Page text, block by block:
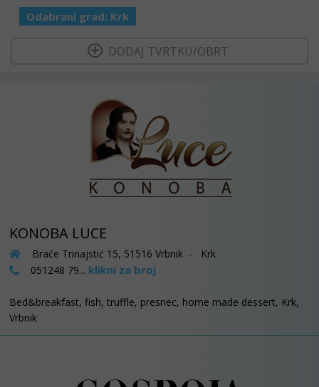
Odabrani grad: Krk
DODAJ TVRTKU/OBRT
KONOBA LUCE
Braće Trinajstić 15, 51516 Vrbnik - Krk
051248 79... klikni za broj
Bed&breakfast, fish, truffle, presnec, home made dessert, Krk,
Vrbnik